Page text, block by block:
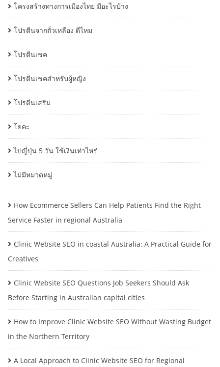
โครงสร้างทางการเมืองไทย มีอะไรบ้าง
โปรตีนจากถั่วเหลือง ดีไหม
โปรตีนเชค
โปรตีนเชคสำหรับผู้หญิง
โปรตีนเสริม
โยคะ
ไปญี่ปุ่น 5 วัน ใช้เงินเท่าไหร่
ไม่มีหมวดหมู่
How Ecommerce Sellers Can Help Patients Find the Right
Service Faster in regional Australia
Clinic Website SEO in coastal Australia: A Practical Guide for
Creatives
Clinic Website SEO Questions Job Seekers Should Ask
Before Starting in Australian capital cities
How to Improve Clinic Website SEO Without Wasting Budget
in the Northern Territory
A Local Approach to Clinic Website SEO for Regional